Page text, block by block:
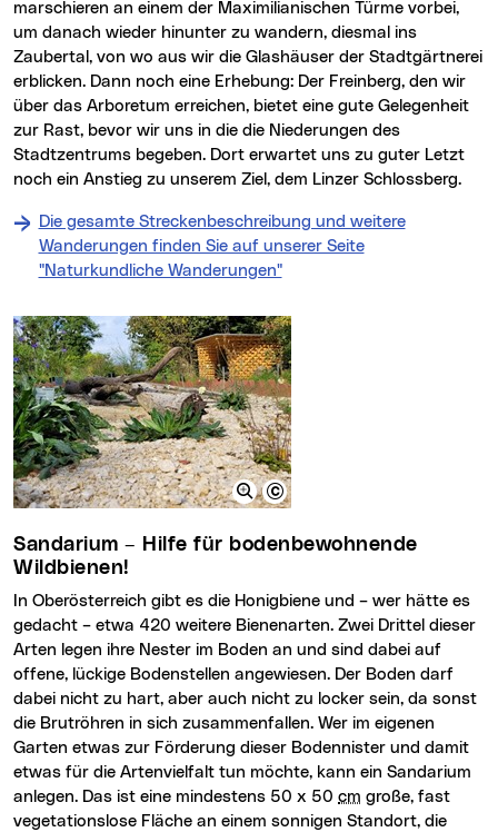
marschieren an einem der Maximilianischen Türme vorbei,
um danach wieder hinunter zu wandern, diesmal ins
Zaubertal, von wo aus wir die Glashäuser der Stadtgärtnerei
erblicken. Dann noch eine Erhebung: Der Freinberg, den wir
über das Arboretum erreichen, bietet eine gute Gelegenheit
zur Rast, bevor wir uns in die die Niederungen des
Stadtzentrums begeben. Dort erwartet uns zu guter Letzt
noch ein Anstieg zu unserem Ziel, dem Linzer Schlossberg.
Die gesamte Streckenbeschreibung und weitere
Wanderungen finden Sie auf unserer Seite
"Naturkundliche Wanderungen"
Sandarium – Hilfe für bodenbewohnende
Wildbienen!
In Oberösterreich gibt es die Honigbiene und – wer hätte es
gedacht – etwa 420 weitere Bienenarten. Zwei Drittel dieser
Arten legen ihre Nester im Boden an und sind dabei auf
offene, lückige Bodenstellen angewiesen. Der Boden darf
dabei nicht zu hart, aber auch nicht zu locker sein, da sonst
die Brutröhren in sich zusammenfallen. Wer im eigenen
Garten etwas zur Förderung dieser Bodennister und damit
etwas für die Artenvielfalt tun möchte, kann ein Sandarium
anlegen. Das ist eine mindestens 50 x 50 cm große, fast
vegetationslose Fläche an einem sonnigen Standort, die